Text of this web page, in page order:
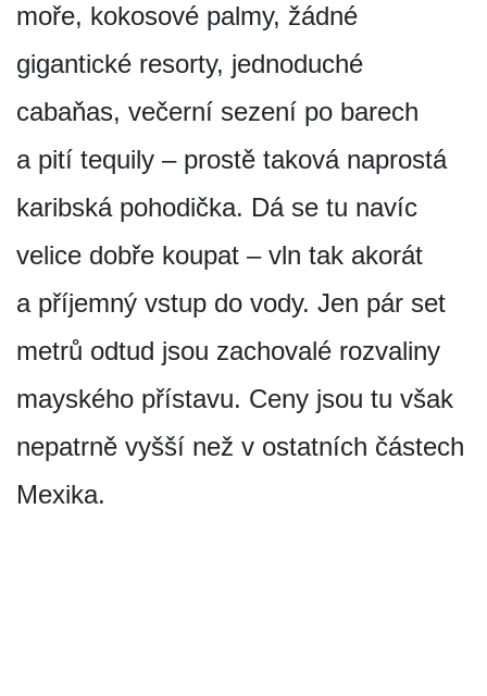
moře, kokosové palmy, žádné
gigantické resorty, jednoduché
cabaňas, večerní sezení po barech
a pití tequily – prostě taková naprostá
karibská pohodička. Dá se tu navíc
velice dobře koupat – vln tak akorát
a příjemný vstup do vody. Jen pár set
metrů odtud jsou zachovalé rozvaliny
mayského přístavu. Ceny jsou tu však
nepatrně vyšší než v ostatních částech
Mexika.